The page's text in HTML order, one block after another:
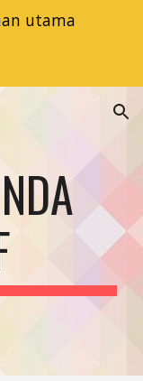
utama